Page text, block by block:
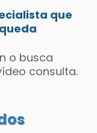
que
o busca
consulta.